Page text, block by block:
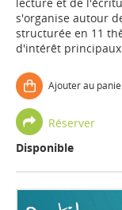
s'organise autour
structurée en 11
d'intérêt
Ajouter au
Réserver
Disponible